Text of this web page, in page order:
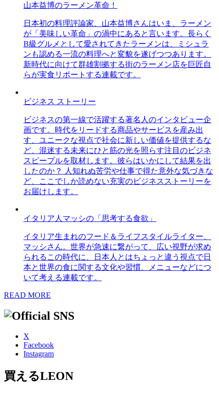
山本益博のラーメン革命！
日本初の料理評論家、山本益博さんはいま、ラーメン
が「美味しい革命」の渦中にあると言います。長らく
B級グルメとして愛されてきたラーメンは、ミシュラ
ンも認める一流の料理へと変貌を遂げつつあります。
新時代に向けて群雄割拠する街のラーメン店を巨匠自
らが実食リポートする連載です。
ビジネス ストーリー
ビジネスの第一線で活躍する著名人のインタビュー企
画です。時代をリードする商品やサービスを産み出
す、ユニークな視点で社会に新しい価値を提供するな
ど、混迷する未来にひと筋の光を照らす注目のビジネ
スピープルを取材します。彼らはいかにして結果を出
したのか？ 人知れぬ苦労や仕事で得た意外な気づきな
ど、ここでしか読めない充実のビジネスストーリーを
お届けします。
イタリア人マッシの「思考する食欲」
イタリア生まれのフード＆ライフスタイルライター、
マッシさん。世界が急速に繋がって、広い視野が求め
られるこの時代に、日本人とはちょっと違う視点で日
本と世界の食に関する文化や習慣、メニューなどにつ
いて考える連載です。
READ MORE
X
Facebook
Instagram
買えるLEON